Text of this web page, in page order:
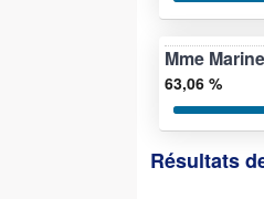
Mme
63,06 %
Résultats